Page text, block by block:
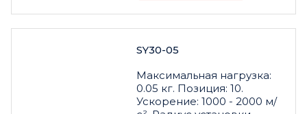
SY30-05
Максимальная нагрузка:
0.05 кг. Позиция: 10.
Ускорение: 1000 - 2000 м/